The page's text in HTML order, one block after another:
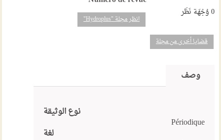
0وُجْهَة نَظَر
انظر مجلة "Hydroplus"
قضايا أخرى من مجلة
وصف
نوع الوثيقة
Périodique
لغة